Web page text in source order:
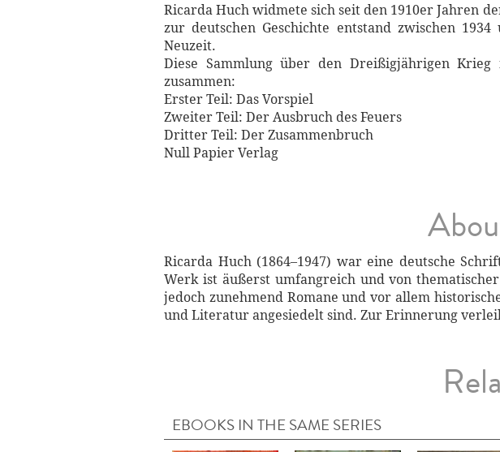
Ricarda Huch widmete sich seit den 1910er Jahren
zur deutschen Geschichte entstand zwischen
Neuzeit.
Diese Sammlung über den Dreißigjährigen
zusammen:
Erster Teil: Das Vorspiel
Zweiter Teil: Der Ausbruch des Feuers
Dritter Teil: Der Zusammenbruch
Null Papier Verlag
Ricarda Huch (1864–1947) war eine deutsche
Werk ist äußerst umfangreich und von
jedoch zunehmend Romane und vor allem
und Literatur angesiedelt sind. Zur Erinnerung
EBOOKS IN THE SAME SERIES